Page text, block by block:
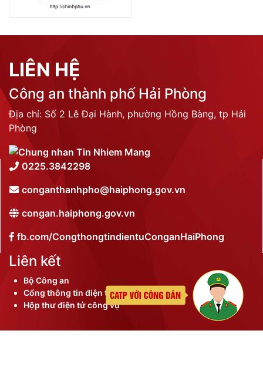
LIÊN HỆ
Công an thành phố Hải Phòng
Địa chỉ: Số 2 Lê Đại Hành, phường Hồng Bàng, tp Hải
Phòng
0225.3842298
conganthanhpho@haiphong.gov.vn
congan.haiphong.gov.vn
fb.com/CongthongtindientuConganHaiPhong
Liên kết
Bộ Công an
Cổng thông tin điện tử thành phố
Hộp thư điện tử công vụ